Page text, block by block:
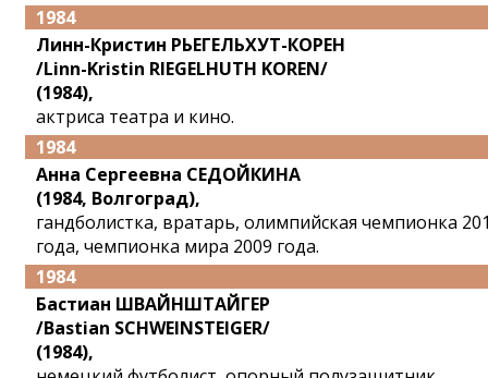
1984
Линн-Кристин РЬЕГЕЛЬХУТ-КОРЕН
/Linn-Kristin RIEGELHUTH KOREN/
(1984),
актриса театра и кино.
1984
Анна Сергеевна СЕДОЙКИНА
(1984, Волгоград),
гандболистка, вратарь, олимпийская чемпионка
года, чемпионка мира 2009 года.
1984
Бастиан ШВАЙНШТАЙГЕР
/Bastian SCHWEINSTEIGER/
(1984),